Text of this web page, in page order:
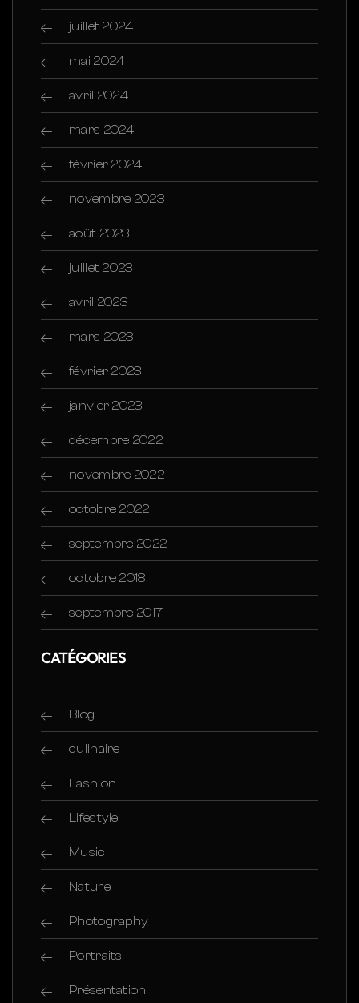
juillet 2024
mai 2024
avril 2024
mars 2024
février 2024
novembre 2023
août 2023
juillet 2023
avril 2023
mars 2023
février 2023
janvier 2023
décembre 2022
novembre 2022
octobre 2022
septembre 2022
octobre 2018
septembre 2017
CATÉGORIES
Blog
culinaire
Fashion
Lifestyle
Music
Nature
Photography
Portraits
Présentation